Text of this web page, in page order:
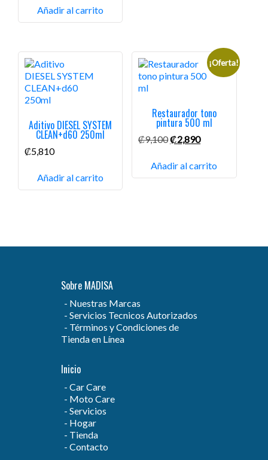
originalactual
Añadir al carrito
Aditivo DIESEL SYSTEM
CLEAN+d60 250ml
₡5,810
Añadir al carrito
¡Oferta!
Restaurador tono
pintura 500 ml
₡9,100El
original
₡2,890El
actual
Añadir al carrito
Sobre MADISA
Nuestras Marcas
Servicios Tecnicos Autorizados
Términos y Condiciones de
Tienda en Línea
Inicio
Car Care
Moto Care
Servicios
Hogar
Tienda
Contacto